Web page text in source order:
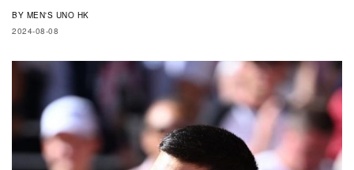
BY MEN'S UNO HK
2024-08-08